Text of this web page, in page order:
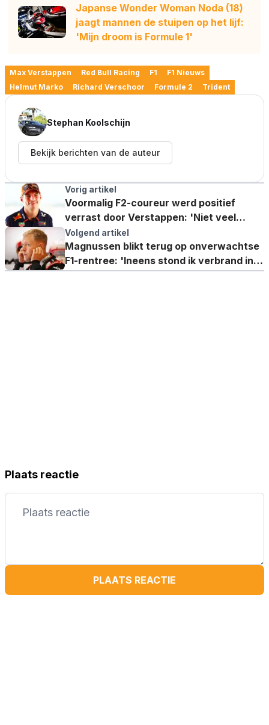
Japanse Wonder Woman Noda (18)
jaagt mannen de stuipen op het lijf:
'Mijn droom is Formule 1'
Max Verstappen Red Bull Racing F1
F1 Nieuws
Helmut Marko
Richard Verschoor Formule 2 Trident
Stephan Koolschijn
Bekijk berichten van de auteur
Vorig artikel
Voormalig F2-coureur werd positief
verrast door Verstappen: 'Niet veel
coureurs doen dat'
Volgend artikel
Magnussen blikt terug op onverwachtse
F1-rentree: 'Ineens stond ik verbrand in
de paddock'
Plaats reactie
PLAATS REACTIE